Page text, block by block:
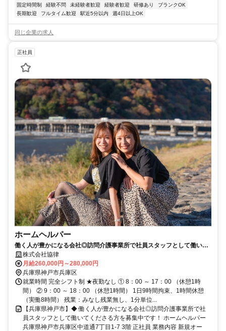
固定時間制
経験不問 未経験者歓迎 経験者歓迎 研修あり
ブランクOK
長期歓迎
フルタイム歓迎 駅近5分以内 週4日以上OK
同じ企業の求人
正社員
ホームヘルパー
働く人が豊かになる会社◎訪問介護事業所で社員スタッフとして働いて
くださる方を募集中です！
株式会社協律
月給260,000円～280,000円
兵庫県神戸市兵庫区
就業時間 完全シフト制 ★夜勤なし ① 8：00 ～ 17：00 （休憩1時
間） ② 9：00 ～ 18：00 （休憩1時間） 1日9時間拘束、1時間休憩
（実働8時間） 残業：みなし残業無し、1分単位...
【兵庫県神戸市】◆ 働く人が豊かになる会社◎訪問介護事業所で社
員スタッフとして働いてくださる方を募集中です！ ホームヘルパー
兵庫県神戸市兵庫区中道通7丁目1-7 3階 正社員 業務内容 新規オー